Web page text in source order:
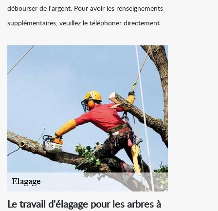
débourser de l'argent. Pour avoir les renseignements
supplémentaires, veuillez le téléphoner directement.
Le travail d'élagage pour les arbres à